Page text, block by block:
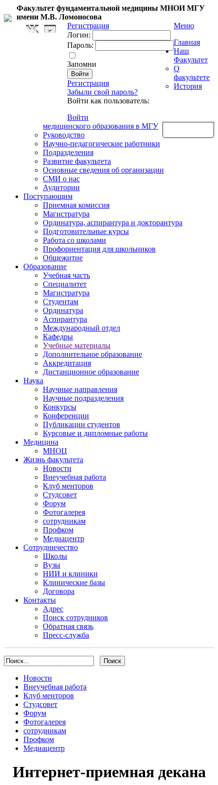
Факультет фундаментальной медицины МНОИ МГУ
имени М.В. Ломоносова
Регистрация
Логин:
Пароль:
Запомни
Регистрация
Забыли свой пароль?
Войти как пользователь:
Войти
Меню
Главная
Наш
Факультет
О
факультете
История
медицинского образования в МГУ
Руководство
Научно-педагогические работники
Подразделения
Развитие факультета
Основные сведения об организации
СМИ о нас
Аудитории
Поступающим
Приемная комиссия
Магистратура
Ординатура, аспирантура и докторантура
Подготовительные курсы
Работа со школами
Профориентация для школьников
Общежитие
Образование
Учебная часть
Специалитет
Магистратура
Студентам
Ординатура
Аспирантура
Международный отдел
Кафедры
Учебные материалы
Дополнительное образование
Аккредитация
Дистанционное образование
Наука
Научные направления
Научные подразделения
Конкурсы
Конференции
Публикации студентов
Курсовые и дипломные работы
Медицина
МНОЦ
Жизнь факультета
Новости
Внеучебная работа
Клуб менторов
Студсовет
Форум
Фотогалерея
сотрудникам
Профком
Медиацентр
Сотрудничество
Школы
Вузы
НИИ и клиники
Клинические базы
Договора
Контакты
Адрес
Поиск сотрудников
Обратная связь
Пресс-служба
Новости
Внеучебная работа
Клуб менторов
Студсовет
Форум
Фотогалерея
сотрудникам
Профком
Медиацентр
Интернет-приемная декана